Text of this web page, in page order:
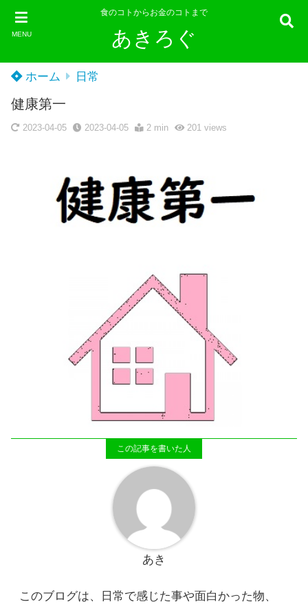
MENU
食のコトからお金のコトまで
あきろぐ
ホーム 日常
健康第一
2023-04-05 2023-04-05 2 min 201views
あき
このブログは、日常で感じた事や面白かった物、